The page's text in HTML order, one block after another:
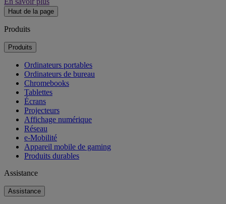
Haut de la page
Produits
Produits
Ordinateurs portables
Ordinateurs de bureau
Chromebooks
Tablettes
Écrans
Projecteurs
Affichage numérique
Réseau
e-Mobilité
Appareil mobile de gaming
Produits durables
Assistance
Assistance